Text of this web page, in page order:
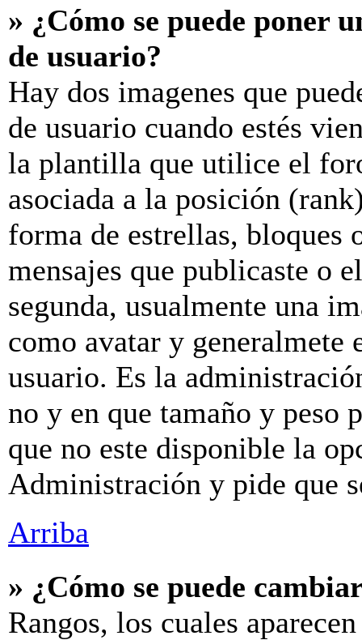
» ¿Cómo se puede poner
de usuario?
Hay dos imagenes que
de usuario cuando estés
la plantilla que utilice el
asociada a la posición
forma de estrellas, bloques
mensajes que publicaste o
segunda, usualmente una
como avatar y generalmete
usuario. Es la
no y en que tamaño y peso
que no este disponible la
Administración y pide que
Arriba
» ¿Cómo se puede
Rangos, los cuales